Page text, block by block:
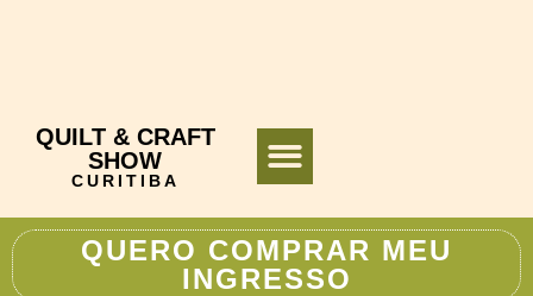
QUILT & CRAFT
SHOW
CURITIBA
QUERO COMPRAR MEU
INGRESSO